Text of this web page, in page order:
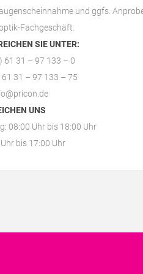
und ggfs.
Fachgeschäft
SIE UNTER:
61 31 – 97 133 – 0
31 – 97 133 – 75
UNS
08:00 Uhr bis 18:00 Uhr
bis 17:00 Uhr